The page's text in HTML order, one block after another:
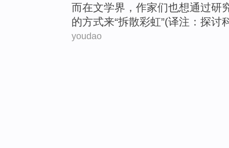
而在文学界，作家们也想通过研
的方式来“拆散彩虹”(译注：探讨
youdao